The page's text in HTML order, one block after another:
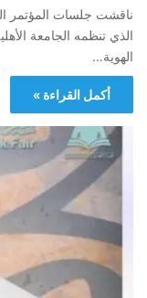
ناقشت جلسات المؤتمر
الذي تنظمه الجامعة
الهوية…
أكمل القراءة »